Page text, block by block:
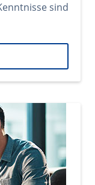
sind